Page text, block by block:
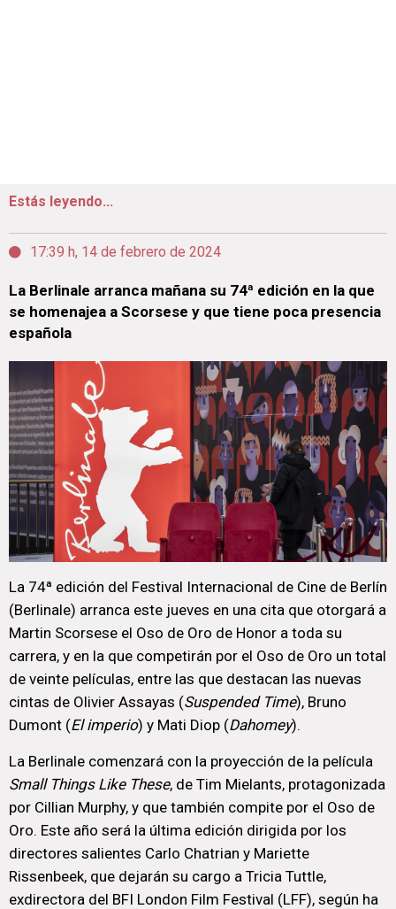
Estás leyendo...
17:39 h, 14 de febrero de 2024
La Berlinale arranca mañana su 74ª edición en la que
se homenajea a Scorsese y que tiene poca presencia
española
La 74ª edición del Festival Internacional de Cine de Berlín
(Berlinale) arranca este jueves en una cita que otorgará a
Martin Scorsese el Oso de Oro de Honor a toda su
carrera, y en la que competirán por el Oso de Oro un total
de veinte películas, entre las que destacan las nuevas
cintas de Olivier Assayas (Suspended Time), Bruno
Dumont (El imperio) y Mati Diop (Dahomey).
La Berlinale comenzará con la proyección de la película
Small Things Like These, de Tim Mielants, protagonizada
por Cillian Murphy, y que también compite por el Oso de
Oro. Este año será la última edición dirigida por los
directores salientes Carlo Chatrian y Mariette
Rissenbeek, que dejarán su cargo a Tricia Tuttle,
exdirectora del BFI London Film Festival (LFF), según ha